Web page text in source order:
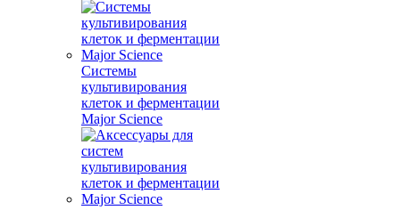
Системы
культивирования
клеток и ферментации
Major Science